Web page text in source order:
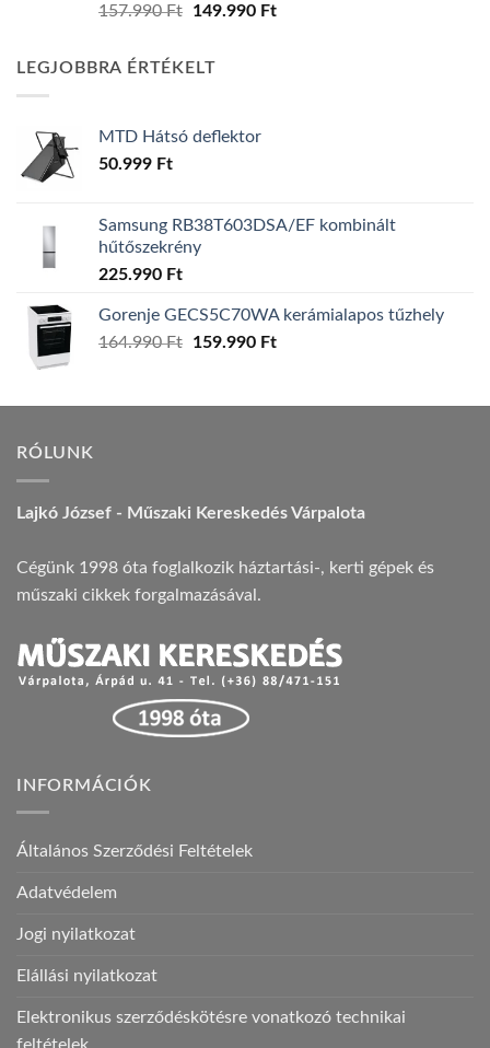
157.990Ft
Original
157.990 Ft.
149.990 FtCurrent
LEGJOBBRA ÉRTÉKELT
MTD Hátsó deflektor
50.999 Ft
Samsung RB38T603DSA/EF kombinált
hűtőszekrény
225.990 Ft
Gorenje GECS5C70WA kerámialapos tűzhely
164.990Ft
Original
164.990 Ft.
159.990 FtCurrent
159.990 Ft.
RÓLUNK
Lajkó József - Műszaki Kereskedés Várpalota
Cégünk 1998 óta foglalkozik háztartási-, kerti gépek és
műszaki cikkek forgalmazásával.
INFORMÁCIÓK
Általános Szerződési Feltételek
Adatvédelem
Jogi nyilatkozat
Elállási nyilatkozat
Elektronikus szerződéskötésre vonatkozó technikai